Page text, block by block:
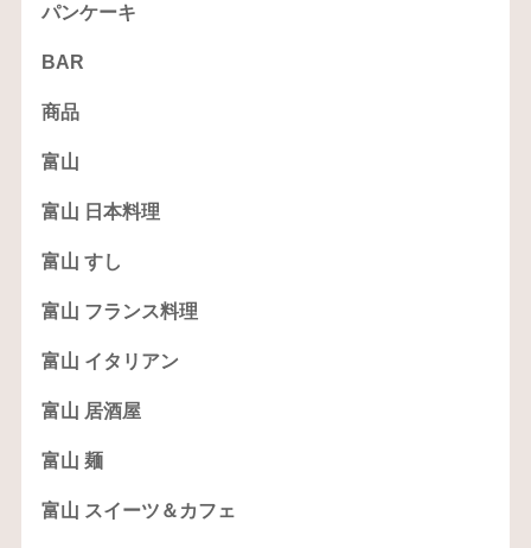
パンケーキ
BAR
商品
富山
富山 日本料理
富山 すし
富山 フランス料理
富山 イタリアン
富山 居酒屋
富山 麺
富山 スイーツ＆カフェ